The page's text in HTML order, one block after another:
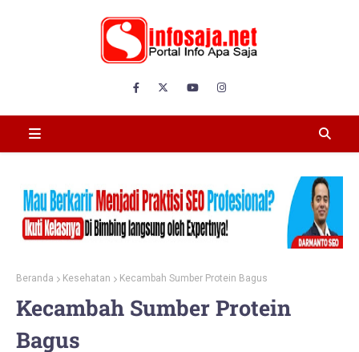
Beranda Kesehatan Kecambah Sumber Protein Bagus
Kecambah Sumber Protein
Bagus